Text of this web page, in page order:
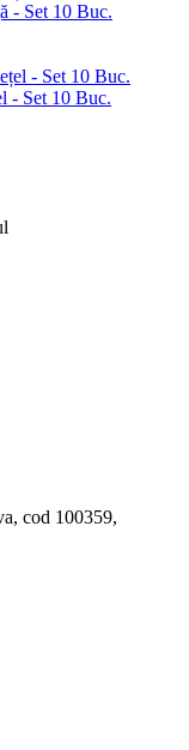
- Set 10 Buc.
- Set 10 Buc.
cod 100359,